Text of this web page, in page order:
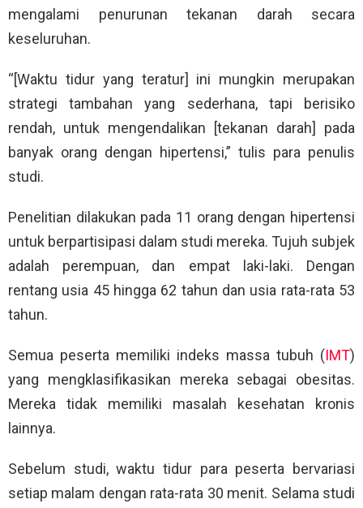
mengalami penurunan tekanan darah secara
keseluruhan.
“[Waktu tidur yang teratur] ini mungkin merupakan
strategi tambahan yang sederhana, tapi berisiko
rendah, untuk mengendalikan [tekanan darah] pada
banyak orang dengan hipertensi,” tulis para penulis
studi.
Penelitian dilakukan pada 11 orang dengan hipertensi
untuk berpartisipasi dalam studi mereka. Tujuh subjek
adalah perempuan, dan empat laki-laki. Dengan
rentang usia 45 hingga 62 tahun dan usia rata-rata 53
tahun.
Semua peserta memiliki indeks massa tubuh (IMT)
yang mengklasifikasikan mereka sebagai obesitas.
Mereka tidak memiliki masalah kesehatan kronis
lainnya.
Sebelum studi, waktu tidur para peserta bervariasi
setiap malam dengan rata-rata 30 menit. Selama studi